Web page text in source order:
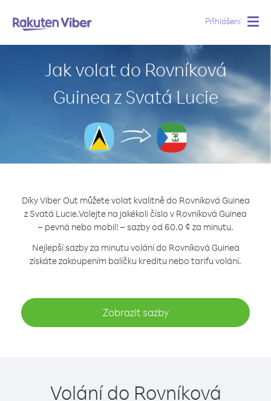
Přihlášení
Jak volat do Rovníková
Guinea z Svatá Lucie
Díky Viber Out můžete volat kvalitně do Rovníková Guinea
z Svatá Lucie.Volejte na jakékoli číslo v Rovníková Guinea
– pevná nebo mobil! – sazby od 60.0 ¢ za minutu.
Nejlepší sazby za minutu volání do Rovníková Guinea
získáte zakoupením balíčku kreditu nebo tarifu volání.
Zobrazit sazby
Volání do Rovníková